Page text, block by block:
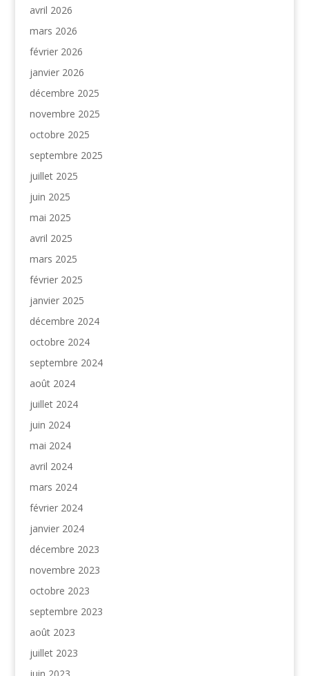
avril 2026
mars 2026
février 2026
janvier 2026
décembre 2025
novembre 2025
octobre 2025
septembre 2025
juillet 2025
juin 2025
mai 2025
avril 2025
mars 2025
février 2025
janvier 2025
décembre 2024
octobre 2024
septembre 2024
août 2024
juillet 2024
juin 2024
mai 2024
avril 2024
mars 2024
février 2024
janvier 2024
décembre 2023
novembre 2023
octobre 2023
septembre 2023
août 2023
juillet 2023